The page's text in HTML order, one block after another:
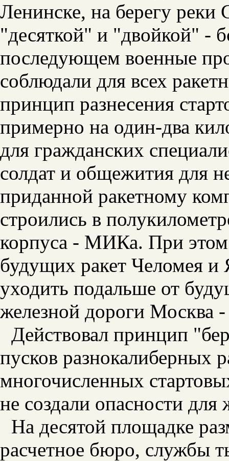
Ленинске, на берегу
"десяткой" и "двойкой" -
последующем военные
соблюдали для всех
принцип разнесения
примерно на один-два
для гражданских
солдат и общежития для
приданной ракетному
строились в
корпуса - МИКа. При
будущих ракет Челомея и
уходить подальше от
железной дороги Москва
Действовал принцип
пусков разнокалиберных
многочисленных
не создали опасности для
На десятой площадке
расчетное бюро, службы